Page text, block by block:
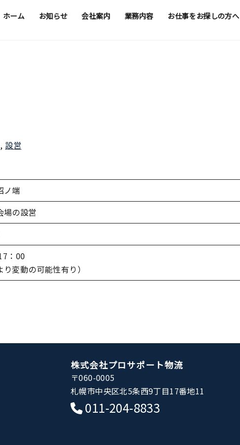
ホーム お知らせ 会社案内 業務内容 お仕事をお探しの方へ
, 設営
ノ端
場の設営
：00
り変動の可能性有り）
株式会社プロサポート物流
〒060-0005
札幌市中央区北5条西9丁目17番地11
011-204-8833